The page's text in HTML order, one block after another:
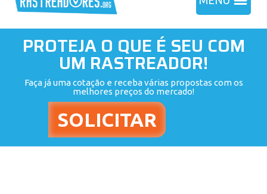
PROTEJA O QUE É SEU COM
UM RASTREADOR!
Faça já uma cotação e receba várias propostas com os
melhores preços do mercado!